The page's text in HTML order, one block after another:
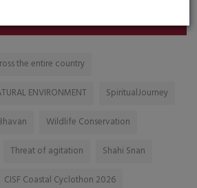
the entire country
ENVIRONMENT
SpiritualJourney
Wildlife Conservation
Threat of agitation
Shahi Snan
CISF Coastal Cyclothon 2026